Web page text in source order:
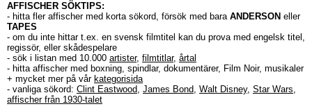
AFFISCHER SÖKTIPS:
- hitta fler affischer med korta sökord, försök med bara ANDERSON eller
TAPES
- om du inte hittar t.ex. en svensk filmtitel kan du prova med engelsk titel,
regissör, eller skådespelare
- sök i listan med 10.000 artister, filmtitlar, årtal
- hitta affischer med boxning, spindlar, dokumentärer, Film Noir, musikaler
+ mycket mer på vår kategorisida
- vanliga sökord: Clint Eastwood, James Bond, Walt Disney, Star Wars,
affischer från 1930-talet